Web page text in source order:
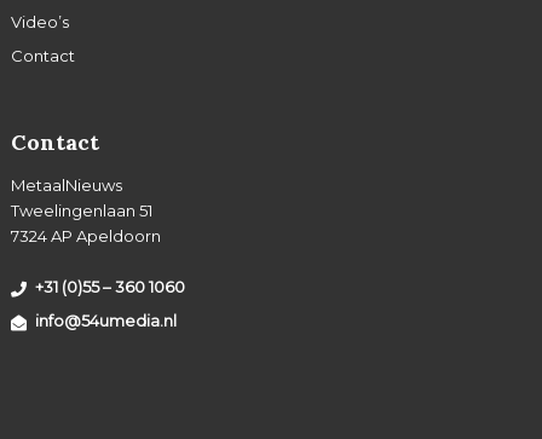
Video’s
Contact
Contact
MetaalNieuws
Tweelingenlaan 51
7324 AP Apeldoorn
+31 (0)55 – 360 1060
info@54umedia.nl